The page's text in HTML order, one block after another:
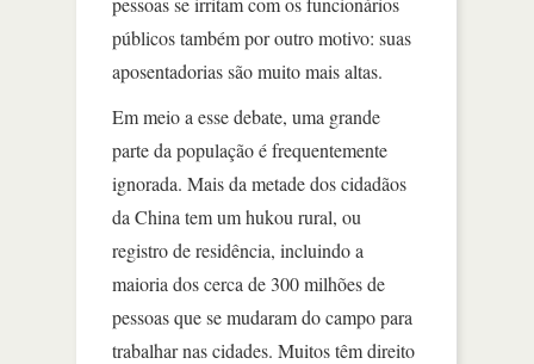
públicos também por outro motivo: suas
aposentadorias são muito mais altas.
Em meio a esse debate, uma grande
parte da população é frequentemente
ignorada. Mais da metade dos cidadãos
da China tem um hukou rural, ou
registro de residência, incluindo a
maioria dos cerca de 300 milhões de
pessoas que se mudaram do campo para
trabalhar nas cidades. Muitos têm direito